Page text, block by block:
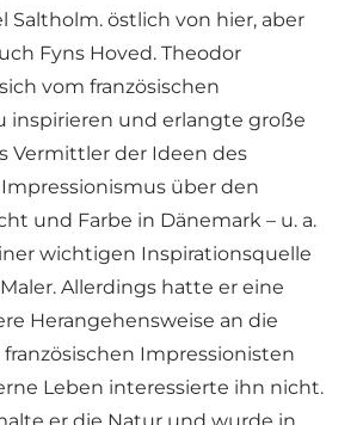
Saltholm. östlich von hier, aber
Fyns Hoved. Theodor
vom französischen
inspirieren und erlangte große
Vermittler der Ideen des
über den
und Farbe in Dänemark – u. a.
wichtigen Inspirationsquelle
Allerdings hatte er eine
Herangehensweise an die
französischen Impressionisten
Leben interessierte ihn nicht.